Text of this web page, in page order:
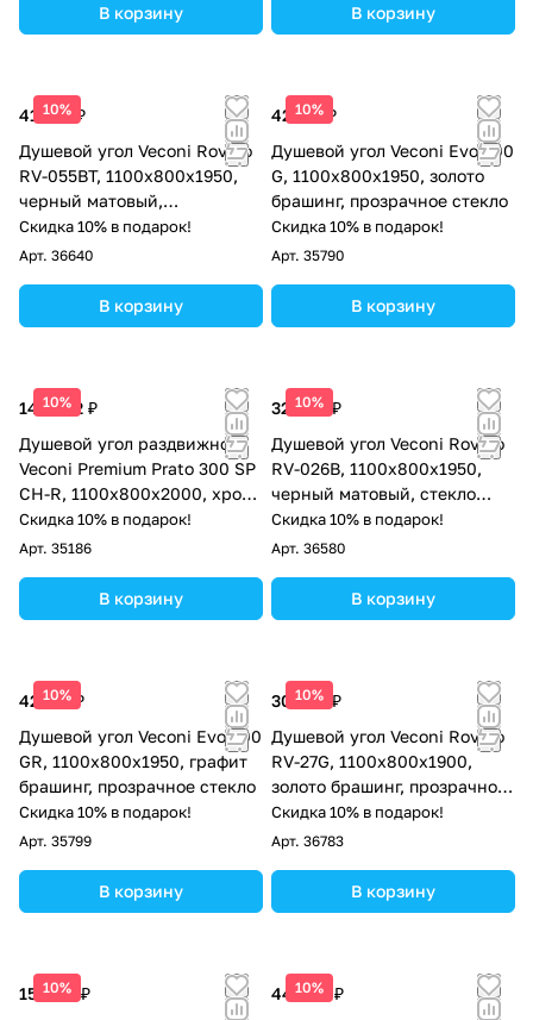
В корзину В корзину
10%
41 532 ₽
Душевой угол Veconi Rovigo
RV-055BT, 1100х800х1950,
черный матовый,
тонированное стекло
Скидка 10% в подарок!
Арт. 36640
В корзину
10%
42 121 ₽
Душевой угол Veconi Evo 300
G, 1100х800x1950, золото
брашинг, прозрачное стекло
Скидка 10% в подарок!
Арт. 35790
В корзину
10%
144 562 ₽
Душевой угол раздвижной
Veconi Premium Prato 300 SP
CH-R, 1100х800x2000, хром,
стекло прозрачное
Скидка 10% в подарок!
Арт. 35186
В корзину
10%
32 604 ₽
Душевой угол Veconi Rovigo
RV-026B, 1100х800х1950,
черный матовый, стекло
прозрачное
Скидка 10% в подарок!
Арт. 36580
В корзину
10%
42 121 ₽
Душевой угол Veconi Evo 300
GR, 1100х800x1950, графит
брашинг, прозрачное стекло
Скидка 10% в подарок!
Арт. 35799
В корзину
10%
30 428 ₽
Душевой угол Veconi Rovigo
RV-27G, 1100x800x1900,
золото брашинг, прозрачное
стекло
Скидка 10% в подарок!
Арт. 36783
В корзину
10%
157 113 ₽
10%
44 698 ₽